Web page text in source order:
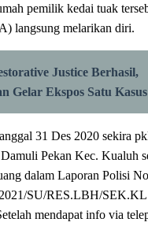
pemilik kedai tuak
langsung melarikan diri.
Justice Berhasil,
Gelar Ekspos Satu Kasus
31 Des 2020 sekira
Pekan Kec. Kualuh
dalam Laporan Polisi
SU/RES.LBH/
mendapat info via